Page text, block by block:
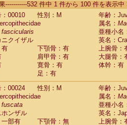
Saguinus labiatus(0)
Saguinus leucopus (4)
Saguinus midas
Saguinus mystax
Saguinus nigricollis (12)
Saguinus oedipus
Saguinus weddelli
Saguinusspp.
Aotus trivirgatus
Cebus albifrons
Cebus apella
Cebus nigrivittatus
Cebusspp.(0)
-----------532 件中 1 件から 100 件を表示
00010
性別：M
年齢：
属名：
fascicularis
亜種小名
クイザル
英名：
有
下顎骨：有
上腕骨：
肩甲骨：有
大腿骨：
寛骨：有
体幹：有
足：有
00024
性別：M
年齢：
属名：
fuscata
亜種小名
ンザル
英名：
一部有
下顎骨：無
上腕骨：